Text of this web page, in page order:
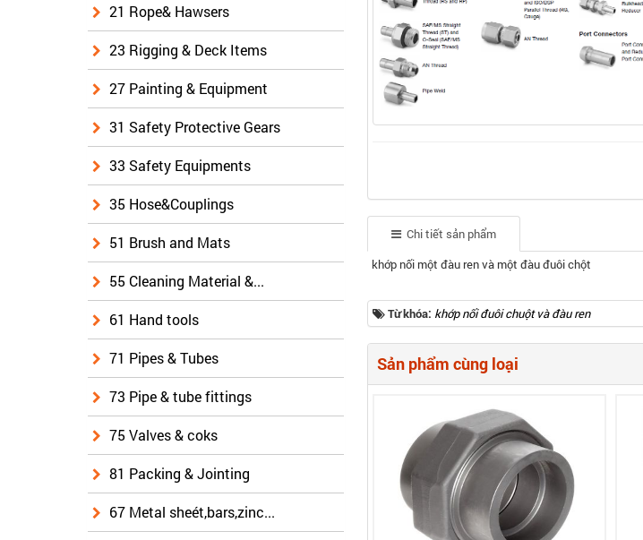
21 Rope& Hawsers
23 Rigging & Deck Items
27 Painting & Equipment
31 Safety Protective Gears
33 Safety Equipments
35 Hose&Couplings
51 Brush and Mats
55 Cleaning Material &...
61 Hand tools
71 Pipes & Tubes
73 Pipe & tube fittings
75 Valves & coks
81 Packing & Jointing
67 Metal sheét,bars,zinc...
Chi tiết sản phẩm
khớp nối một đàu ren và một đàu đuôi chột
Từ khóa: khớp nối đuôi chuột và đàu ren
Sản phẩm cùng loại